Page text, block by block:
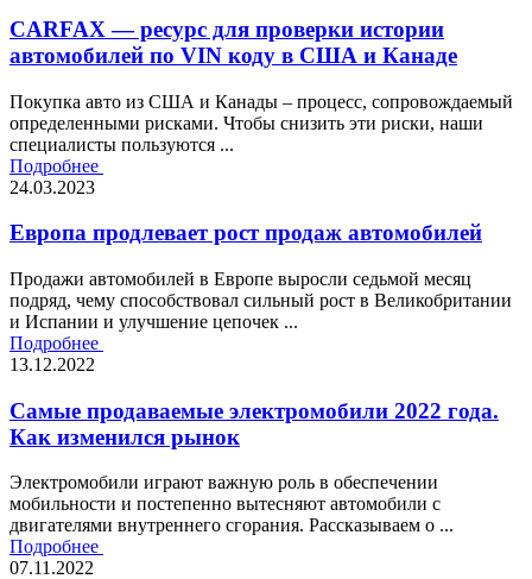
CARFAX — ресурс для проверки истории
автомобилей по VIN коду в США и Канаде
Покупка авто из США и Канады – процесс, сопровождаемый
определенными рисками. Чтобы снизить эти риски, наши
специалисты пользуются ...
Подробнее
24.03.2023
Европа продлевает рост продаж автомобилей
Продажи автомобилей в Европе выросли седьмой месяц
подряд, чему способствовал сильный рост в Великобритании
и Испании и улучшение цепочек ...
Подробнее
13.12.2022
Самые продаваемые электромобили 2022 года.
Как изменился рынок
Электромобили играют важную роль в обеспечении
мобильности и постепенно вытесняют автомобили с
двигателями внутреннего сгорания. Рассказываем о ...
Подробнее
07.11.2022